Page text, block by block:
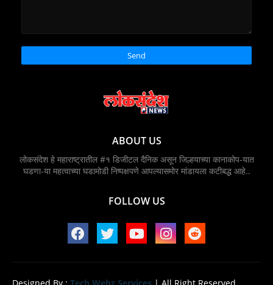
ABOUT US
लोकसंदेश हे महाराष्ट्रातील #१ डिजीटल दैनिक असून जिल्हयाच्या कानाकोप-यात
घडणा-या महत्वाच्या घडामोडी निष्पक्षपणे आपल्यासमोर मांडायला कटीबद्ध आहे..
FOLLOW US